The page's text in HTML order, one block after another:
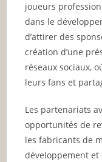
joueurs
dans le
d’attirer des
création d’une
réseaux sociaux,
leurs fans et
Les partenariats
opportunités de
les fabricants de
développement et